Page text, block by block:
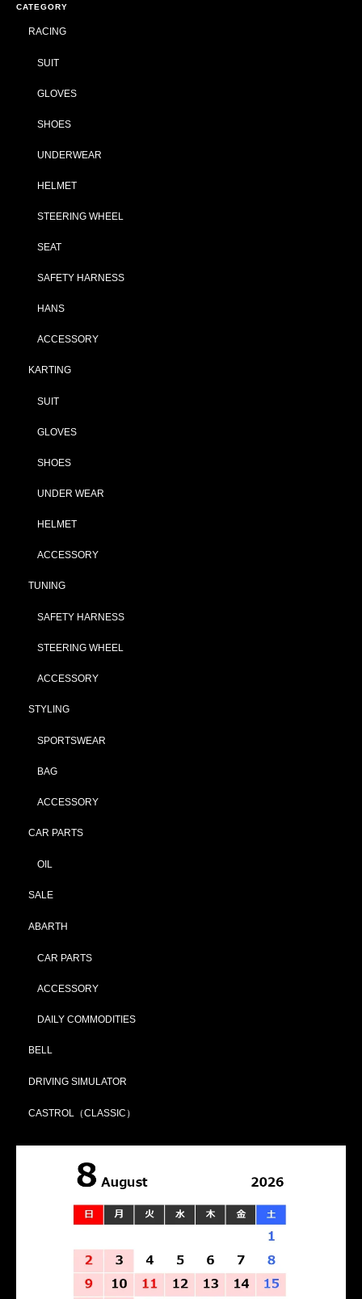
CATEGORY
RACING
SUIT
GLOVES
SHOES
UNDERWEAR
HELMET
STEERING WHEEL
SEAT
SAFETY HARNESS
HANS
ACCESSORY
KARTING
SUIT
GLOVES
SHOES
UNDER WEAR
HELMET
ACCESSORY
TUNING
SAFETY HARNESS
STEERING WHEEL
ACCESSORY
STYLING
SPORTSWEAR
BAG
ACCESSORY
CAR PARTS
OIL
SALE
ABARTH
CAR PARTS
ACCESSORY
DAILY COMMODITIES
BELL
DRIVING SIMULATOR
CASTROL（CLASSIC）